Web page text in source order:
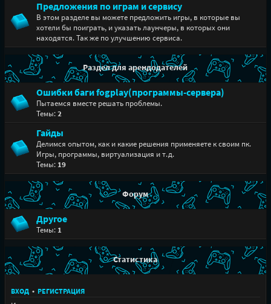
Предложения по играм и сервису
В этом разделе вы можете предложить игры, в которые вы
хотели бы поиграть, и указать лаунчеры, в которых они
находятся. Так же по улучшению сервиса.
Раздел для арендодателей
Ошибки баги fogplay(программы-сервера)
Пытаемся вместе решать проблемы.
Темы:2
Гайды
Делимся опытом, как и какие решения применяете к своим пк.
Игры, программы, виртуализация и т.д.
Темы: 19
Форум
Другое
Темы: 1
Статистика
ВХОД• РЕГИСТРАЦИЯ